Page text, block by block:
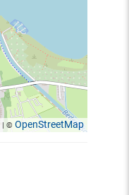
| © OpenStreetMap